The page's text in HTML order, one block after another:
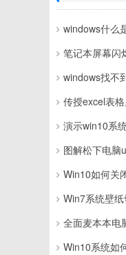
windows什么是正
笔记本屏幕闪
windows找不
传授excel表
演示win10系
图解松下电脑
Win10如何关
Win7系统壁
全面麦本本电
Win10系统如